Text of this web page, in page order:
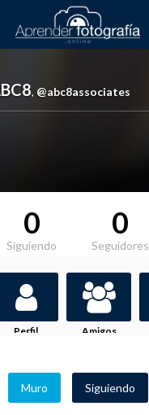
, @abc8associates
0
Siguiendo
0
Seguidores
Perfil Amigos
Muro Siguiendo